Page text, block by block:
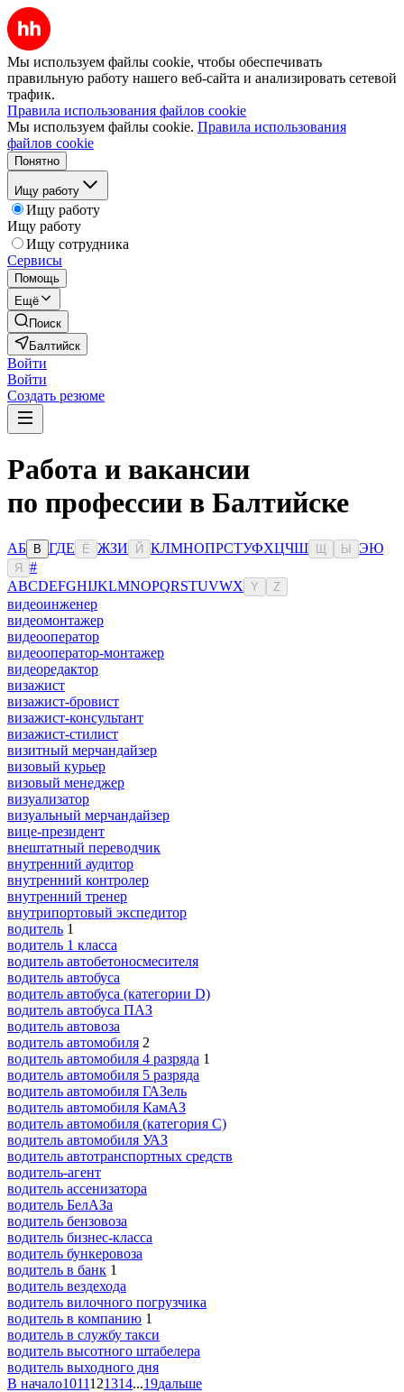
Мы используем файлы cookie, чтобы обеспечивать
правильную работу нашего веб-сайта и анализировать сетевой
трафик.
Правила использования файлов cookie
Мы используем файлы cookie. Правила использования
файлов cookie
Понятно
Ищу работу
Ищу работу
Ищу работу
Ищу сотрудника
Сервисы
Помощь
Ещё
Поиск
Балтийск
Войти
Войти
Создать резюме
Работа и вакансии
по профессии в Балтийске
АБ В ГДЕ Ё ЖЗИ Й КЛМНОПРСТУФХЦЧШ Ы ЭЮ
Я
#
ABCDEFGHIJKLMNOPQRSTUVWX Y Z
видеоинженер
видеомонтажер
видеооператор
видеооператор-монтажер
видеоредактор
визажист
визажист-бровист
визажист-консультант
визажист-стилист
визитный мерчандайзер
визовый курьер
визовый менеджер
визуализатор
визуальный мерчандайзер
вице-президент
внештатный переводчик
внутренний аудитор
внутренний контролер
внутренний тренер
внутрипортовый экспедитор
водитель 1
водитель 1 класса
водитель автобетоносмесителя
водитель автобуса
водитель автобуса (категории D)
водитель автобуса ПАЗ
водитель автовоза
водитель автомобиля 2
водитель автомобиля 4 разряда 1
водитель автомобиля 5 разряда
водитель автомобиля ГАЗель
водитель автомобиля КамАЗ
водитель автомобиля (категория C)
водитель автомобиля УАЗ
водитель автотранспортных средств
водитель-агент
водитель ассенизатора
водитель БелАЗа
водитель бензовоза
водитель бизнес-класса
водитель бункеровоза
водитель в банк 1
водитель вездехода
водитель вилочного погрузчика
водитель в компанию 1
водитель в службу такси
водитель высотного штабелера
водитель выходного дня
В начало1011121314...19дальше